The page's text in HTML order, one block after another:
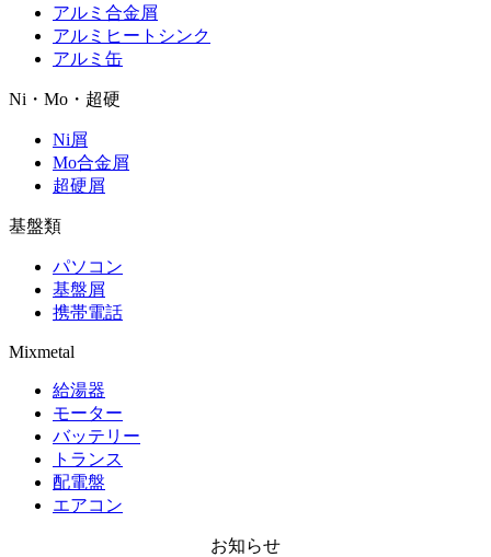
アルミ合金屑
アルミヒートシンク
アルミ缶
Ni・Mo・超硬
Ni屑
Mo合金屑
超硬屑
基盤類
パソコン
基盤屑
携帯電話
Mixmetal
給湯器
モーター
バッテリー
トランス
配電盤
エアコン
お知らせ